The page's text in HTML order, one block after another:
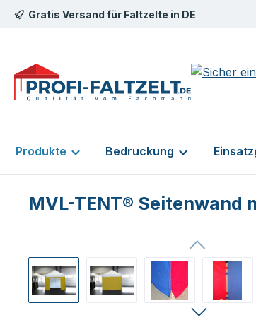
Hauptinhalt springen
Zur Suche springen
Zur Hauptnavigation springen
Gratis Versand für Faltzelte in DE
Produkte Bedruckung
MVL-TENT® Seitenwand
Bildergalerie überspringen